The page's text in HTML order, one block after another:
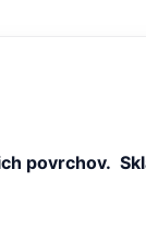
povrchov.